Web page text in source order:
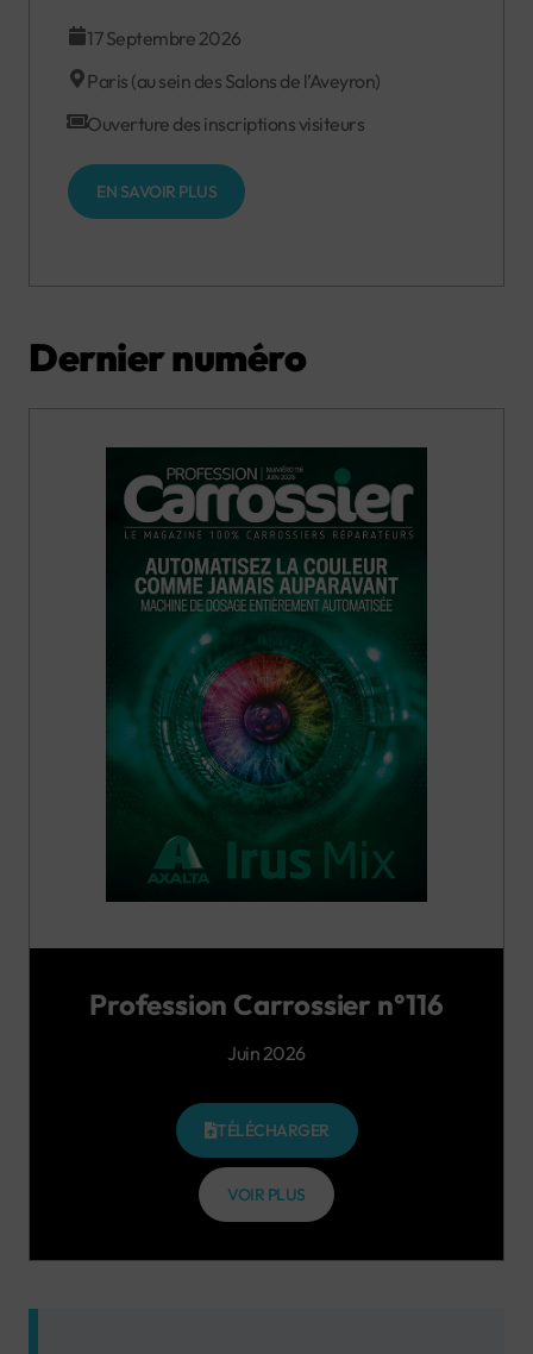
17 Septembre 2026
Paris (au sein des Salons de l’Aveyron)
Ouverture des inscriptions visiteurs
EN SAVOIR PLUS
Dernier numéro
Profession Carrossier n°116
Juin 2026
TÉLÉCHARGER
VOIR PLUS